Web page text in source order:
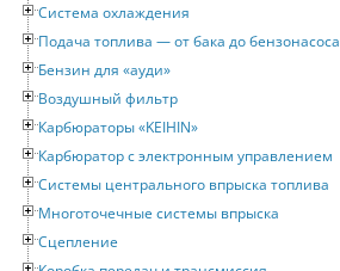
Система охлаждения
Подача топлива — от бака до бензонасоса
Бензин для «ауди»
Воздушный фильтр
Карбюраторы «KEIHIN»
Карбюратор с электронным управлением
Системы центрального впрыска топлива
Многоточечные системы впрыска
Сцепление